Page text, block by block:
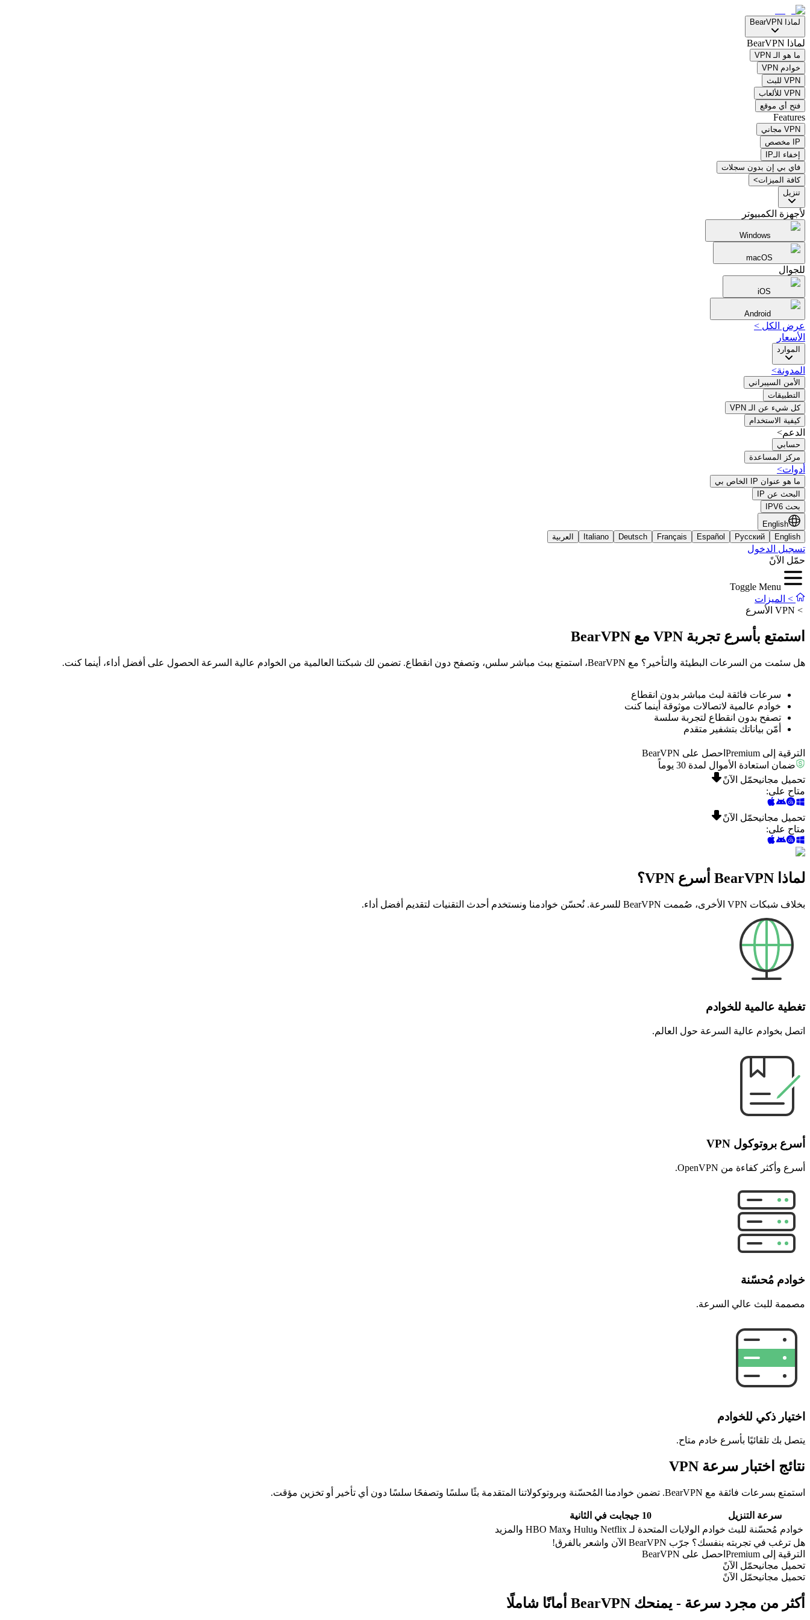
لماذا BearVPN
لماذا BearVPN
ما هو الـ VPN
خوادم VPN
VPN للبث
VPN للألعاب
فتح أي موقع
Features
VPN مجاني
IP مخصص
إخفاء الـIP
فاي بي إن بدون سجلات
كافة الميزات>
تنزيل
لأجهزة الكمبيوتر
Windows
macOS
للجوال
iOS
Android
عرض الكل >
الأسعار
الموارد
المدونة>
الأمن السيبراني
التطبيقات
كل شيء عن الـ VPN
كيفية الاستخدام
الدعم>
حسابي
مركز المساعدة
أدوات>
ما هو عنوان IP الخاص بي
البحث عن IP
بحث IPV6
English
English
Русский
Español
Français
Deutsch
Italiano العربية
تسجيل الدخول
حمّل الآنً
Toggle Menu
> الميزات
> VPN الأسرع
استمتع بأسرع تجربة VPN مع BearVPN
هل سئمت من السرعات البطيئة والتأخير؟ مع BearVPN، استمتع ببث مباشر سلس، وتصفح دون انقطاع. تضمن لك شبكتنا العالمية من الخوادم عالية السرعة الحصول على أفضل أداء، أينما كنت.
سرعات فائقة لبث مباشر بدون انقطاع
خوادم عالمية لاتصالات موثوقة أينما كنت
تصفح بدون انقطاع لتجربة سلسة
أمّن بياناتك بتشفير متقدم
الترقية إلى Premium
احصل على BearVPN
ضمان استعادة الأموال لمدة 30 يوماً
تحميل مجانيحمّل الآنً
متاح على:
تحميل مجانيحمّل الآنً
متاح على:
لماذا BearVPN أسرع VPN؟
بخلاف شبكات VPN الأخرى، صُممت BearVPN للسرعة. نُحسّن خوادمنا ونستخدم أحدث التقنيات لتقديم أفضل أداء.
تغطية عالمية للخوادم
اتصل بخوادم عالية السرعة حول العالم.
أسرع بروتوكول VPN
أسرع وأكثر كفاءة من OpenVPN.
خوادم مُحسّنة
مصممة للبث عالي السرعة.
اختيار ذكي للخوادم
يتصل بك تلقائيًا بأسرع خادم متاح.
نتائج اختبار سرعة VPN
استمتع بسرعات فائقة مع BearVPN. تضمن خوادمنا المُحسّنة وبروتوكولاتنا المتقدمة بثًا سلسًا وتصفحًا سلسًا دون أي تأخير أو تخزين مؤقت.
سرعة التنزيل
10 جيجابت في الثانية
خوادم مُحسّنة للبث خوادم الولايات المتحدة لـ Netflix وHulu وHBO Max والمزيد
هل ترغب في تجربته بنفسك؟ جرّب BearVPN الآن واشعر بالفرق!
الترقية إلى Premium
احصل على BearVPN
تحميل مجانيحمّل الآنً
تحميل مجانيحمّل الآنً
أكثر من مجرد سرعة - يمنحك BearVPN أمانًا شاملًا